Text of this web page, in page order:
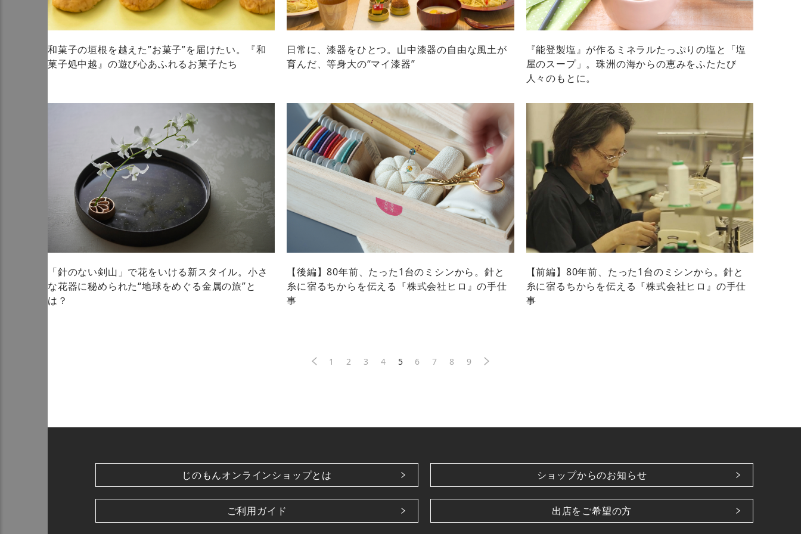
和菓子の垣根を越えた”お菓子”を届けたい。『和
菓子処中越』の遊び心あふれるお菓子たち
日常に、漆器をひとつ。山中漆器の自由な風土が
育んだ、等身大の“マイ漆器”
『能登製塩』が作るミネラルたっぷりの塩と「塩
屋のスープ」。珠洲の海からの恵みをふたたび
人々のもとに。
「針のない剣山」で花をいける新スタイル。小さ
な花器に秘められた“地球をめぐる金属の旅”と
は？
【後編】80年前、たった1台のミシンから。針と
糸に宿るちからを伝える『株式会社ヒロ』の手仕
事
【前編】80年前、たった1台のミシンから。針と
糸に宿るちからを伝える『株式会社ヒロ』の手仕
事
1 2 3 4 5 6 7 8 9
じのもんオンラインショップとは ショップからのお知らせ
ご利用ガイド 出店をご希望の方